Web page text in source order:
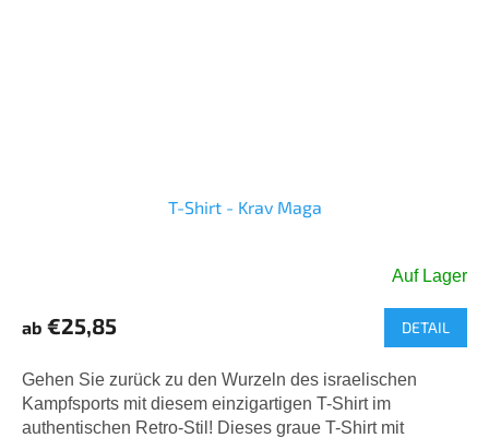
T-Shirt - Krav Maga
Auf Lager
ab €25,85 DETAIL
Gehen Sie zurück zu den Wurzeln des israelischen
Kampfsports mit diesem einzigartigen T-Shirt im
authentischen Retro-Stil! Dieses graue T-Shirt mit